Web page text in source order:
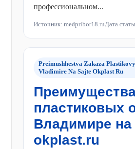
профессиональном...
Источник: medpribor18.ruДата
Preimushhestva Zakaza
Vladimire Na Sajte Okplast Ru
пластиковых
Владимире на
okplast.ru